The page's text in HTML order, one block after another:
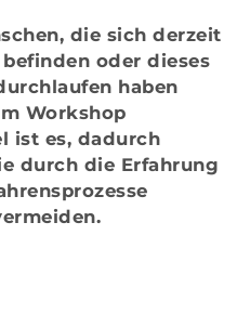
die sich derzeit
oder dieses
haben
Workshop
ist es, dadurch
durch die Erfahrung